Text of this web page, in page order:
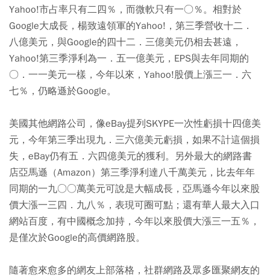
Yahoo!市占率只有二四％，而微軟只有一○％。相對於
Google大成長，楊致遠領軍的Yahoo!，第三季營收十二．
八億美元，與Google的四十二．三億美元仍相去甚遠，
Yahoo!第三季淨利為一．五一億美元，EPS與去年同期的
○．一一美元一樣，今年以來，Yahoo!股價上漲三一．六
七％，仍略遜於Google。
美國其他網路公司，像eBay提列SKYPE一次性虧損十四億美
元，今年第三季出現九．三六億美元虧損，如果不計這個損
失，eBay仍有五．六四億美元的獲利。另外最大的網路書
店亞馬遜（Amazon）第三季淨利達八千萬美元，比去年年
同期的一九○○萬美元可說是大幅成長，亞馬遜今年以來股
價大漲一三四．九八％，表現可圈可點；還有華人最大入口
網站百度，有中國概念加持，今年以來股價大漲三一五％，
是僅次於Google的高價網路股。
隨著愈來愈多的網友上部落格，社群網路及眾多匯聚網友的